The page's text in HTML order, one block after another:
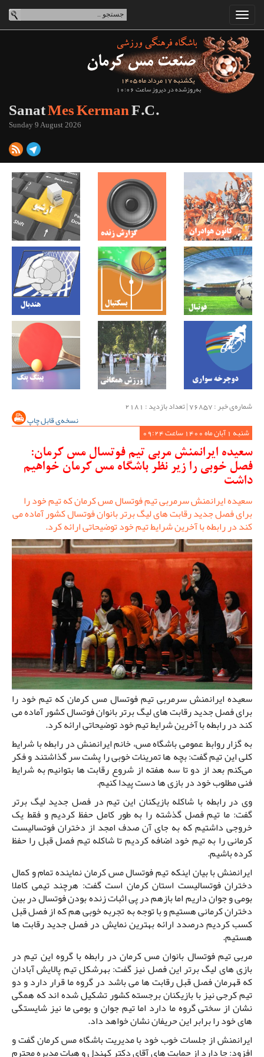
یکشنبه 17 مرداد ماه 1405
به‌روزشده در دیروز ساعت 10:06
SanatMes KermanF.C.
Sunday 9 August 2026
شماره‌ی خبر : ‌76857 | تعداد بازدید : 2181
نسخه‌ی قابل چاپ
شنبه 1 آبان ماه 1400 ساعت 09:24
سعیده ایرانمنش مربی تیم فوتسال مس کرمان:
فصل خوبی را زیر نظر باشگاه مس کرمان خواهیم
داشت
سعیده ایرانمنش سرمربی تیم فوتسال مس کرمان که تیم خود را
برای فصل جدید رقابت های لیگ برتر بانوان فوتسال کشور آماده می
کند در رابطه با آخرین شرایط تیم خود توضیحاتی ارائه کرد.
سعیده ایرانمنش سرمربی تیم فوتسال مس کرمان که تیم خود را
برای فصل جدید رقابت های لیگ برتر بانوان فوتسال کشور آماده می
کند در رابطه با آخرین شرایط تیم خود توضیحاتی ارائه کرد.
به گزار روابط عمومی باشگاه مس، خانم ایرانمنش در رابطه با شرایط
کلی این تیم گفت: بچه ها تمرینات خوبی را پشت سر گذاشتند و فکر
می‌کنم بعد از دو تا سه هفته از شروع رقابت ها بتوانیم به شرایط
فنی مطلوب خود در بازی ها دست پیدا کنیم.
وی در رابطه با شاکله بازیکنان این تیم در فصل جدید لیگ برتر
گفت: ما تیم فصل گذشته را به طور کامل حفظ کردیم و فقط یک
خروجی داشتیم که به جای آن صدف امجد از دختران فوتسالیست
کرمانی را به تیم خود اضافه کردیم تا شاکله تیم فصل قبل را حفظ
کرده باشیم.
ایرانمنش با بیان اینکه تیم فوتسال مس کرمان نماینده تمام و کمال
دختران فوتسالیست استان کرمان است گفت: هرچند تیمی کاملا
بومی و جوان داریم اما بازهم در پی اثبات زنده بودن فوتسال در بین
دختران کرمانی هستیم و با توجه به تجربه خوبی هم که از فصل قبل
کسب کردیم درصدد ارائه بهترین نمایش در فصل جدید رقابت ها
هستیم.
مربی تیم فوتسال بانوان مس کرمان در رابطه با گروه این تیم در
بازی های لیگ برتر این فصل نیز گفت: بهرشکل تیم پالایش آبادان
که قهرمان فصل قبل رقابت ها می باشد در گروه ما قرار دارد و دو
تیم کرجی نیز با بازیکنان برجسته کشور تشکیل شده اند که همگی
نشان از سختی گروه ما دارد اما تیم جوان و بومی ما نیز شایستگی
های خود را برابر این حریفان نشان خواهد داد.
ایرانمنش از جلسات خوب خود با مدیریت باشگاه مس کرمان گفت و
افزود: جا دارد از حمایت های آقای دکتر کهندل و هیات مدیره محترم